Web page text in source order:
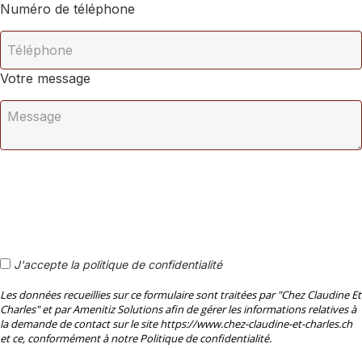
Numéro de téléphone
Votre message
J'accepte la politique de confidentialité
Les données recueillies sur ce formulaire sont traitées par "Chez Claudine Et
Charles" et par Amenitiz Solutions afin de gérer les informations relatives à
la demande de contact sur le site https://www.chez-claudine-et-charles.ch
et ce, conformément à notre Politique de confidentialité.